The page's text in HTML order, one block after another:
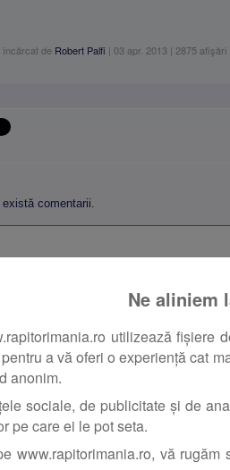
Ne aliniem
utilizează
a vă oferi o experiență cat
anonim.
sociale, de publicitate și de
pe care ei le pot seta.
www.rapitorimania.ro, vă
încărcat de Robert Palfi | 03 apr. 2013 | 2875 afişări
există comentarii.